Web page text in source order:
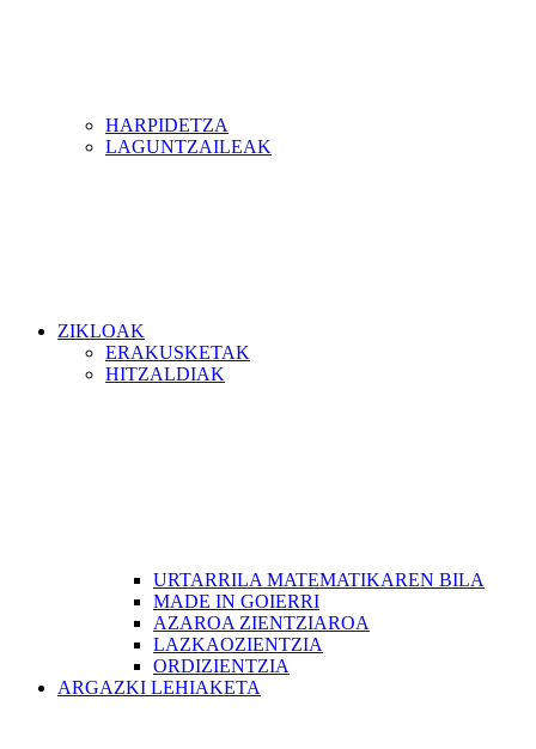
HARPIDETZA
LAGUNTZAILEAK
ZIKLOAK
ERAKUSKETAK
HITZALDIAK
URTARRILA MATEMATIKAREN BILA
MADE IN GOIERRI
AZAROA ZIENTZIAROA
LAZKAOZIENTZIA
ORDIZIENTZIA
ARGAZKI LEHIAKETA